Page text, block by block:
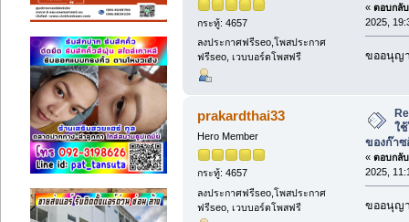
กระทู้: 4657
ลงประกาศฟรีseo,โพสประกาศ
ฟรีseo, เวบบอร์ดโพสฟรี
« ตอบกลั
2025,
ขออนุญ
prakardthai33
Hero Member
กระทู้: 4657
ลงประกาศฟรีseo,โพสประกาศ
ฟรีseo, เวบบอร์ดโพสฟรี
ใ
ของก๊าซ
« ตอบกลั
2025,
ขออนุญ